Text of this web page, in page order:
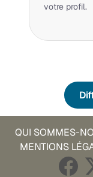
votre profil.
QUI SOMMES-
MENTIONS